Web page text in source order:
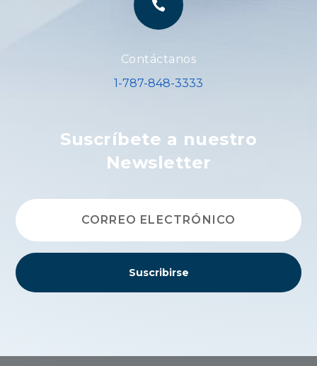

Contáctanos
1-787-848-3333
Suscríbete a nuestro
Newsletter
Suscribirse